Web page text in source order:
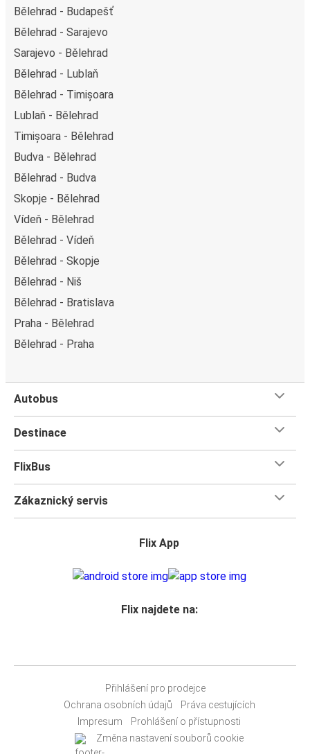
Bělehrad - Budapešť
Bělehrad - Sarajevo
Sarajevo - Bělehrad
Bělehrad - Lublaň
Bělehrad - Timișoara
Lublaň - Bělehrad
Timișoara - Bělehrad
Budva - Bělehrad
Bělehrad - Budva
Skopje - Bělehrad
Vídeň - Bělehrad
Bělehrad - Vídeň
Bělehrad - Skopje
Bělehrad - Niš
Bělehrad - Bratislava
Praha - Bělehrad
Bělehrad - Praha
Autobus
Destinace
FlixBus
Zákaznický servis
Flix App
Flix najdete na:
Přihlášení pro prodejce
Ochrana osobních údajů
Práva cestujících
Impresum
Prohlášení o přístupnosti
Změna nastavení souborů cookie